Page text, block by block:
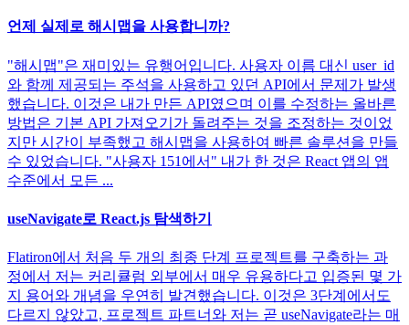
언제 실제로 해시맵을 사용합니까?
"해시맵"은 재미있는 유행어입니다. 사용자 이름 대신 user_id
와 함께 제공되는 주석을 사용하고 있던 API에서 문제가 발생
했습니다. 이것은 내가 만든 API였으며 이를 수정하는 올바른
방법은 기본 API 가져오기가 돌려주는 것을 조정하는 것이었
지만 시간이 부족했고 해시맵을 사용하여 빠른 솔루션을 만들
수 있었습니다. "사용자 151에서" 내가 한 것은 React 앱의 앱
수준에서 모든 ...
useNavigate로 React.js 탐색하기
Flatiron에서 처음 두 개의 최종 단계 프로젝트를 구축하는 과
정에서 저는 커리큘럼 외부에서 매우 유용하다고 입증된 몇 가
지 용어와 개념을 우연히 발견했습니다. 이것은 3단계에서도
다르지 않았고, 프로젝트 파트너와 저는 곧 useNavigate라는 매